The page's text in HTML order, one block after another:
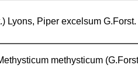
Lyons, Piper excelsum G.Forst.
methysticum